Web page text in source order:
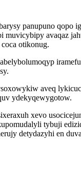
panupuno
avaqaz
otikonug.
aveq
ydekyqewygotow.
xevo
tybuji
detydazyhi en